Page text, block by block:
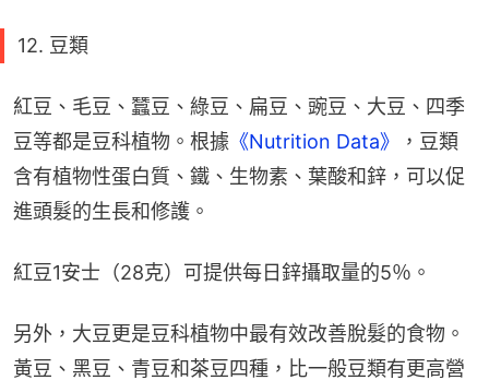
12. 豆類
紅豆、毛豆、蠶豆、綠豆、扁豆、豌豆、大豆、四季
豆等都是豆科植物。根據 《Nutrition Data》
，豆類
含有植物性蛋白質、鐵、生物素、葉酸和鋅，可以促
進頭髮的生長和修護。
紅豆1安士（28克）可提供每日鋅攝取量的5％。
另外，大豆更是豆科植物中最有效改善脫髮的食物。
黃豆、黑豆、青豆和茶豆四種，比一般豆類有更高營